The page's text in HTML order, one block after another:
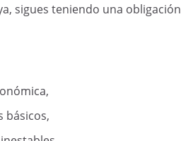
sigues teniendo una obligación
básicos,